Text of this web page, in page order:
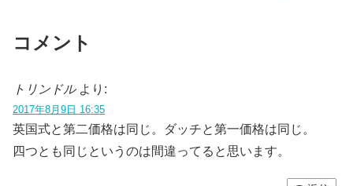
コメント
トリンドル より:
2017年8月9日 16:35
英国式と第二価格は同じ。ダッチと第一価格は同じ。
四つとも同じというのは間違ってると思います。